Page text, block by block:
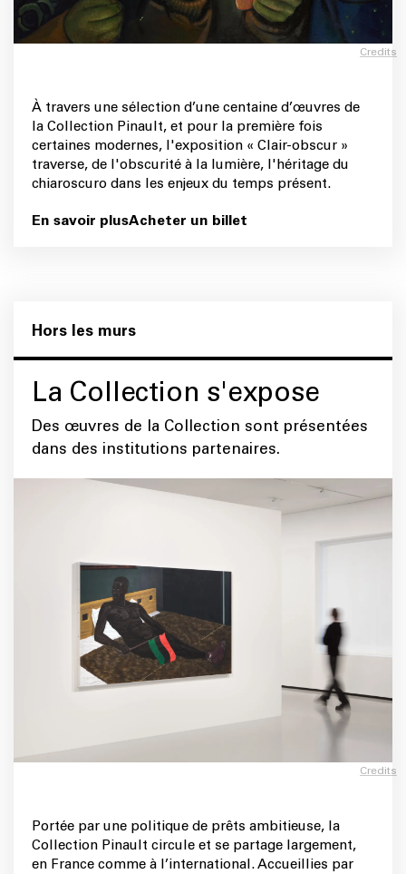
Credits
À travers une sélection d’une centaine d’œuvres de
la Collection Pinault, et pour la première fois
certaines modernes, l'exposition « Clair-obscur »
traverse, de l'obscurité à la lumière, l'héritage du
chiaroscuro dans les enjeux du temps présent.
En savoir plusAcheter un billet
Hors les murs
La Collection s'expose
Des œuvres de la Collection sont présentées
dans des institutions partenaires.
Credits
Portée par une politique de prêts ambitieuse, la
Collection Pinault circule et se partage largement,
en France comme à l’international. Accueillies par